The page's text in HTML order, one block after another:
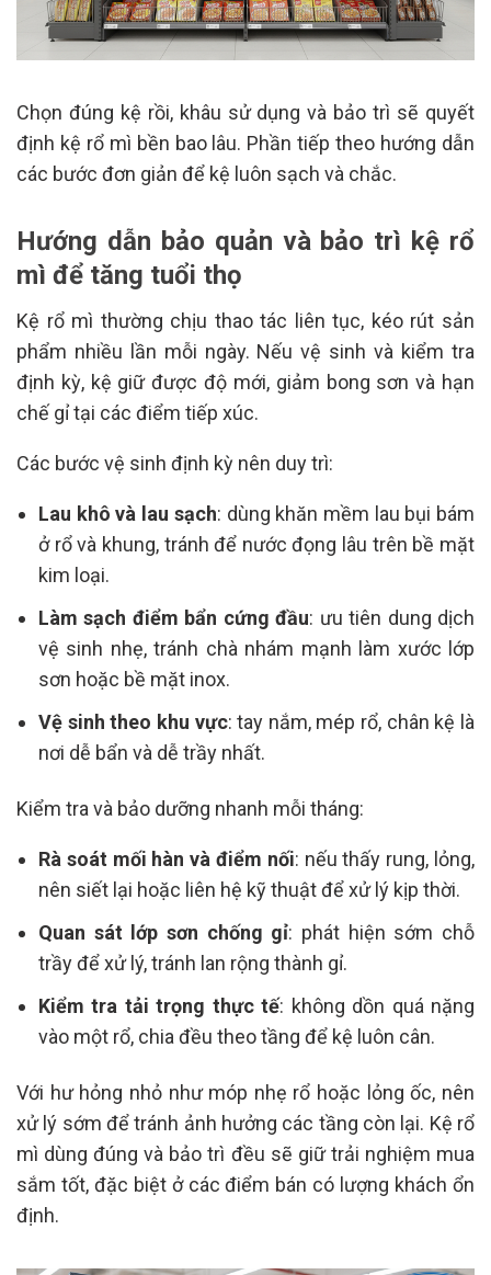
Chọn đúng kệ rồi, khâu sử dụng và bảo trì sẽ quyết
định kệ rổ mì bền bao lâu. Phần tiếp theo hướng dẫn
các bước đơn giản để kệ luôn sạch và chắc.
Hướng dẫn bảo quản và bảo trì kệ rổ
mì để tăng tuổi thọ
Kệ rổ mì thường chịu thao tác liên tục, kéo rút sản
phẩm nhiều lần mỗi ngày. Nếu vệ sinh và kiểm tra
định kỳ, kệ giữ được độ mới, giảm bong sơn và hạn
chế gỉ tại các điểm tiếp xúc.
Các bước vệ sinh định kỳ nên duy trì:
Lau khô và lau sạch: dùng khăn mềm lau bụi bám
ở rổ và khung, tránh để nước đọng lâu trên bề mặt
kim loại.
Làm sạch điểm bẩn cứng đầu: ưu tiên dung dịch
vệ sinh nhẹ, tránh chà nhám mạnh làm xước lớp
sơn hoặc bề mặt inox.
Vệ sinh theo khu vực: tay nắm, mép rổ, chân kệ là
nơi dễ bẩn và dễ trầy nhất.
Kiểm tra và bảo dưỡng nhanh mỗi tháng:
Rà soát mối hàn và điểm nối: nếu thấy rung, lỏng,
nên siết lại hoặc liên hệ kỹ thuật để xử lý kịp thời.
Quan sát lớp sơn chống gỉ: phát hiện sớm chỗ
trầy để xử lý, tránh lan rộng thành gỉ.
Kiểm tra tải trọng thực tế: không dồn quá nặng
vào một rổ, chia đều theo tầng để kệ luôn cân.
Với hư hỏng nhỏ như móp nhẹ rổ hoặc lỏng ốc, nên
xử lý sớm để tránh ảnh hưởng các tầng còn lại. Kệ rổ
mì dùng đúng và bảo trì đều sẽ giữ trải nghiệm mua
sắm tốt, đặc biệt ở các điểm bán có lượng khách ổn
định.